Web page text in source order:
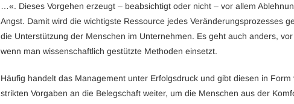
…«. Dieses Vorgehen erzeugt – beabsichtigt oder nicht – vor allem
Angst. Damit wird die wichtigste Ressource jedes Veränderungsprozesses
die Unterstützung der Menschen im Unternehmen. Es geht auch anders,
wenn man wissenschaftlich gestützte Methoden einsetzt.
Häufig handelt das Management unter Erfolgsdruck und gibt diesen in Form
strikten Vorgaben an die Belegschaft weiter, um die Menschen aus der